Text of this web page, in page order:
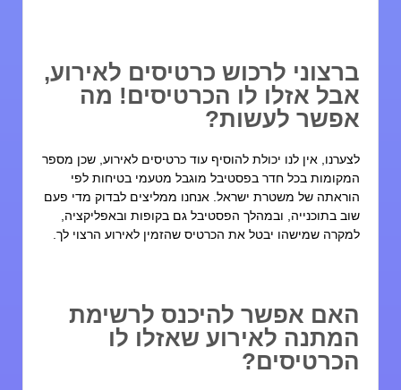
לרכוש כרטיסים לאירוע,
אזלו לו הכרטיסים! מה
לעשות?
אין לנו יכולת להוסיף עוד כרטיסים לאירוע, שכן מספר
בכל חדר בפסטיבל מוגבל מטעמי בטיחות לפי
של משטרת ישראל. אנחנו ממליצים לבדוק מדי פעם
בתוכנייה, ובמהלך הפסטיבל גם בקופות ובאפליקציה,
שמישהו יבטל את הכרטיס שהזמין לאירוע הרצוי לך.
אפשר להיכנס לרשימת
לאירוע שאזלו לו